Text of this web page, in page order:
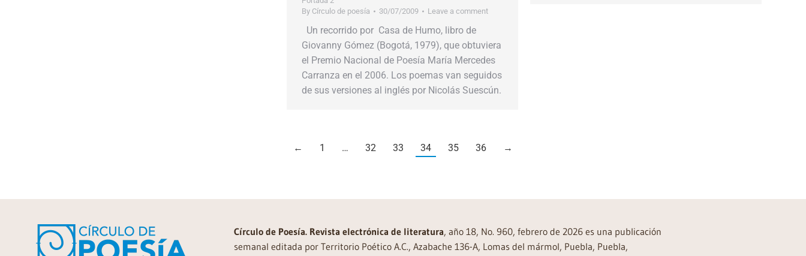
By Círculo de poesía 30/07/2009 Leave a comment
Un recorrido por Casa de Humo, libro de
Giovanny Gómez (Bogotá, 1979), que obtuviera
el Premio Nacional de Poesía María Mercedes
Carranza en el 2006. Los poemas van seguidos
de sus versiones al inglés por Nicolás Suescún.
← 1 … 32 33 34 35 36 →
Círculo de Poesía. Revista electrónica de literatura, año 18, No. 960, febrero de 2026 es una publicación
semanal editada por Territorio Poético A.C., Azabache 136-A, Lomas del mármol, Puebla, Puebla,